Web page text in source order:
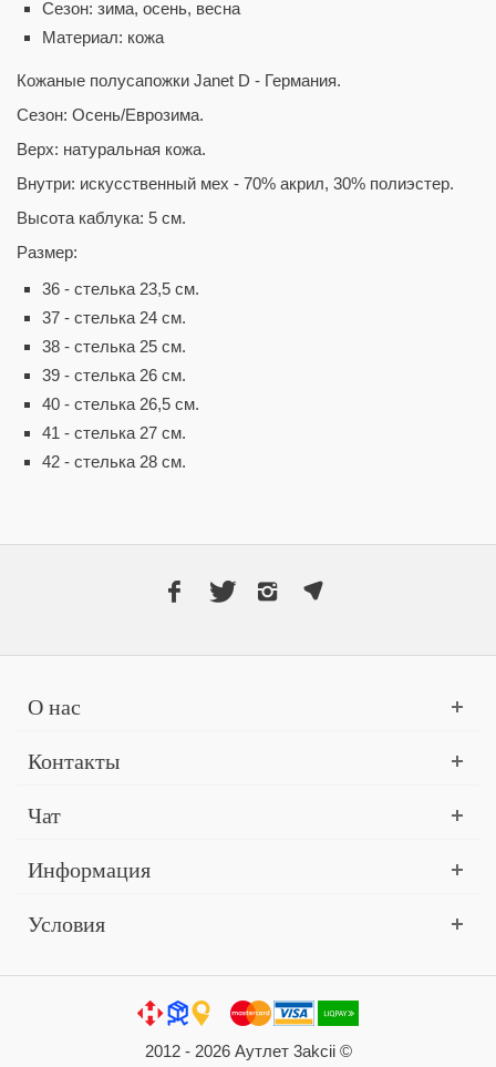
Сезон: зима, осень, весна
Материал: кожа
Кожаные полусапожки Janet D - Германия.
Сезон: Осень/Еврозима.
Верх: натуральная кожа.
Внутри: искусственный мех - 70% акрил, 30% полиэстер.
Высота каблука: 5 см.
Размер:
36 - стелька 23,5 см.
37 - стелька 24 см.
38 - стелька 25 см.
39 - стелька 26 см.
40 - стелька 26,5 см.
41 - стелька 27 см.
42 - стелька 28 см.
О нас
Контакты
Чат
Информация
Условия
2012 - 2026 Аутлет 3akcii ©